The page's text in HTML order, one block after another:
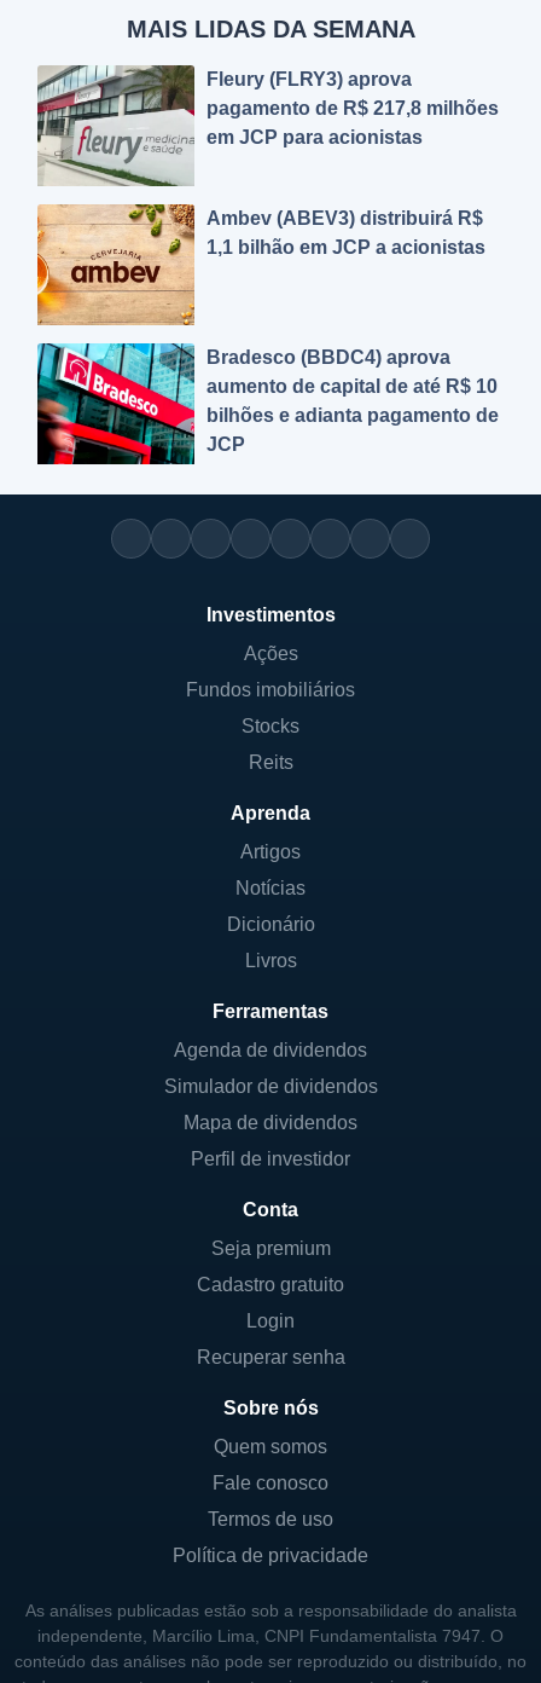
MAIS LIDAS DA SEMANA
Fleury (FLRY3) aprova
pagamento de R$ 217,8 milhões
em JCP para acionistas
Ambev (ABEV3) distribuirá R$
1,1 bilhão em JCP a acionistas
Bradesco (BBDC4) aprova
aumento de capital de até R$ 10
bilhões e adianta pagamento de
JCP
Investimentos
Ações
Fundos imobiliários
Stocks
Reits
Aprenda
Artigos
Notícias
Dicionário
Livros
Ferramentas
Agenda de dividendos
Simulador de dividendos
Mapa de dividendos
Perfil de investidor
Conta
Seja premium
Cadastro gratuito
Login
Recuperar senha
Sobre nós
Quem somos
Fale conosco
Termos de uso
Política de privacidade
As análises publicadas estão sob a responsabilidade do analista
independente, Marcílio Lima, CNPI Fundamentalista 7947. O
conteúdo das análises não pode ser reproduzido ou distribuído, no